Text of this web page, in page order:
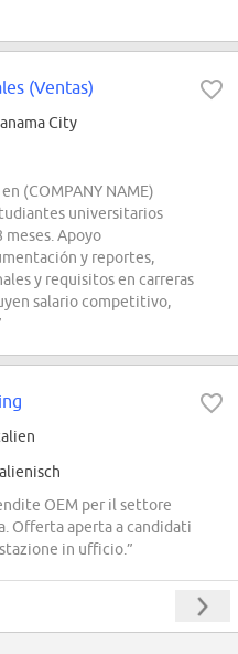
(Ventas)
City
(COMPANY NAME)
universitarios
meses. Apoyo
y reportes,
y requisitos en carreras
salario competitivo,
OEM per il settore
Offerta aperta a candidati
in ufficio.”